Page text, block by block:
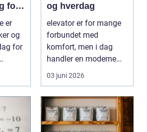
for
er
og
for
og hverdag
elevator er for mange
forbundet med
komfort, men i dag
handler en moderne
elevator lige så meg...
03 juni 2026